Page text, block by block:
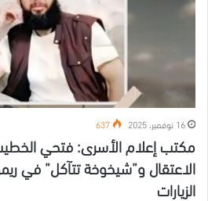
16 نوفمبر، 2025 637
الاعتقال و”شيخوخة تتآكل” في
الزيارات